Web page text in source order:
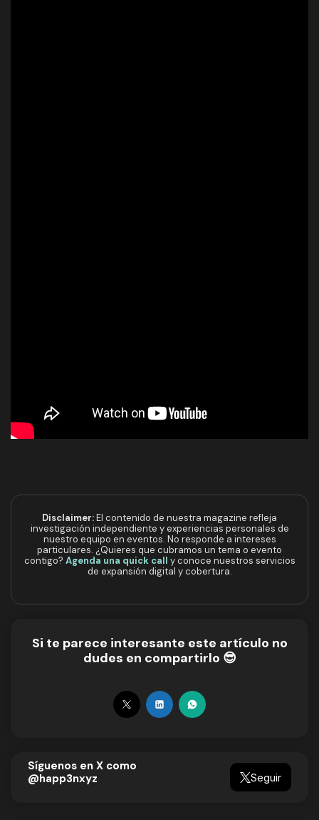
Disclaimer:El contenido de nuestra magazine refleja
investigación independiente y experiencias personales de
nuestro equipo en eventos. No responde a intereses
particulares. ¿Quieres que cubramos un tema o evento
contigo? Agenda una quick call y conoce nuestros servicios
de expansión digital y cobertura.
Si te parece interesante este artículo no
dudes en compartirlo 😎
Síguenos en X como
@happ3nxyz
Seguir